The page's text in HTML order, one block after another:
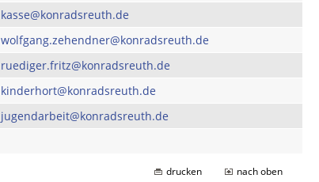
kasse@konradsreuth.de
wolfgang.zehendner@konradsreuth.de
ruediger.fritz@konradsreuth.de
kinderhort@konradsreuth.de
jugendarbeit@konradsreuth.de
drucken nach oben